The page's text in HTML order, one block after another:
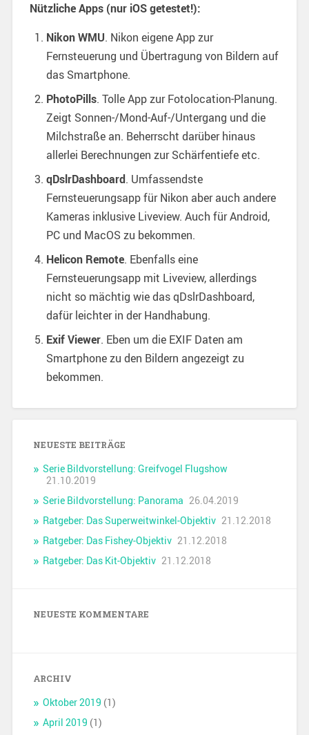
Nützliche Apps (nur iOS getestet!):
Nikon WMU. Nikon eigene App zur
Fernsteuerung und Übertragung von Bildern auf
das Smartphone.
PhotoPills. Tolle App zur Fotolocation-Planung.
Zeigt Sonnen-/Mond-Auf-/Untergang und die
Milchstraße an. Beherrscht darüber hinaus
allerlei Berechnungen zur Schärfentiefe etc.
qDslrDashboard. Umfassendste
Fernsteuerungsapp für Nikon aber auch andere
Kameras inklusive Liveview. Auch für Android,
PC und MacOS zu bekommen.
Helicon Remote. Ebenfalls eine
Fernsteuerungsapp mit Liveview, allerdings
nicht so mächtig wie das qDslrDashboard,
dafür leichter in der Handhabung.
Exif Viewer. Eben um die EXIF Daten am
Smartphone zu den Bildern angezeigt zu
bekommen.
NEUESTE BEITRÄGE
Serie Bildvorstellung: Greifvogel Flugshow
21.10.2019
Serie Bildvorstellung: Panorama 26.04.2019
Ratgeber: Das Superweitwinkel-Objektiv 21.12.2018
Ratgeber: Das Fishey-Objektiv 21.12.2018
Ratgeber: Das Kit-Objektiv 21.12.2018
NEUESTE KOMMENTARE
ARCHIV
Oktober 2019 (1)
April 2019 (1)